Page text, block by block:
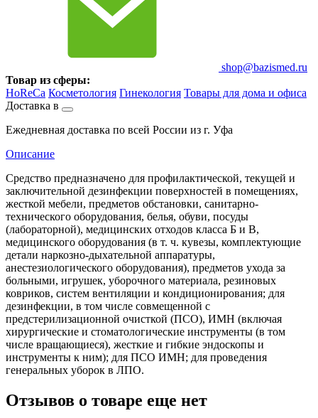
shop@bazismed.ru
Товар из сферы:
HoReCa Косметология Гинекология Товары для дома и офиса
Доставка в
Ежедневная доставка по всей России из г. Уфа
Описание
Средство предназначено для профилактической, текущей и
заключительной дезинфекции поверхностей в помещениях,
жесткой мебели, предметов обстановки, санитарно-
технического оборудования, белья, обуви, посуды
(лабораторной), медицинских отходов класса Б и В,
медицинского оборудования (в т. ч. кувезы, комплектующие
детали наркозно-дыхательной аппаратуры,
анестезиологического оборудования), предметов ухода за
больными, игрушек, уборочного материала, резиновых
ковриков, систем вентиляции и кондиционирования; для
дезинфекции, в том числе совмещенной с
предстерилизационной очисткой (ПСО), ИМН (включая
хирургические и стоматологические инструменты (в том
числе вращающиеся), жесткие и гибкие эндоскопы и
инструменты к ним); для ПСО ИМН; для проведения
генеральных уборок в ЛПО.
Отзывов о товаре еще нет